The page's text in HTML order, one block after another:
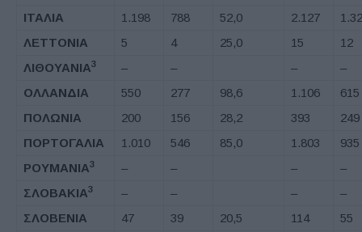
ΙΤΑΛΙΑ
1.198 788 52,0 2.127
ΛΕΤΤΟΝΙΑ
5 4 25,0 15
12
ΛΙΘΟΥΑΝΙΑ3 – – –
–
ΟΛΛΑΝΔΙΑ
550 277 98,6 1.106
615
ΠΟΛΩΝΙΑ
200 156 28,2 393
249
ΠΟΡΤΟΓΑΛΙΑ
1.010 546 85,0 1.803
935
ΡΟΥΜΑΝΙΑ3 – – –
–
ΣΛΟΒΑΚΙΑ3 – – –
–
ΣΛΟΒΕΝΙΑ
47 39 20,5 114
55